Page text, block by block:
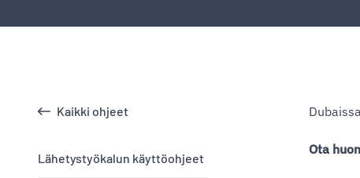
Kaikki ohjeet
Lähetystyökalun käyttöohjeet
Ota